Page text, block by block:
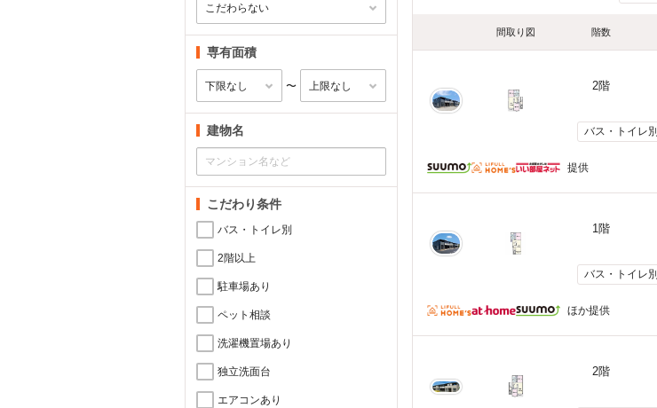
専有面積
〜
建物名
こだわり条件
バス・トイレ別
2階以上
駐車場あり
ペット相談
洗濯機置場あり
独立洗面台
エアコンあり
間取り図 階数
2階
バス・トイレ別
提供
1階
バス・トイレ別
ほか提供
2階